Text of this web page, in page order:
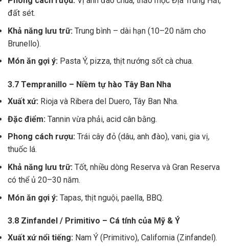
đất sét.
Khả năng lưu trữ: Trung bình – dài hạn (10–20 năm cho
Brunello).
Món ăn gợi ý: Pasta Ý, pizza, thịt nướng sốt cà chua.
3.7 Tempranillo – Niềm tự hào Tây Ban Nha
Xuất xứ: Rioja và Ribera del Duero, Tây Ban Nha.
Đặc điểm: Tannin vừa phải, acid cân bằng.
Phong cách rượu: Trái cây đỏ (dâu, anh đào), vani, gia vị,
thuốc lá.
Khả năng lưu trữ: Tốt, nhiều dòng Reserva và Gran Reserva
có thể ủ 20–30 năm.
Món ăn gợi ý: Tapas, thịt nguội, paella, BBQ.
3.8 Zinfandel / Primitivo – Cá tính của Mỹ & Ý
Xuất xứ nổi tiếng: Nam Ý (Primitivo), California (Zinfandel).